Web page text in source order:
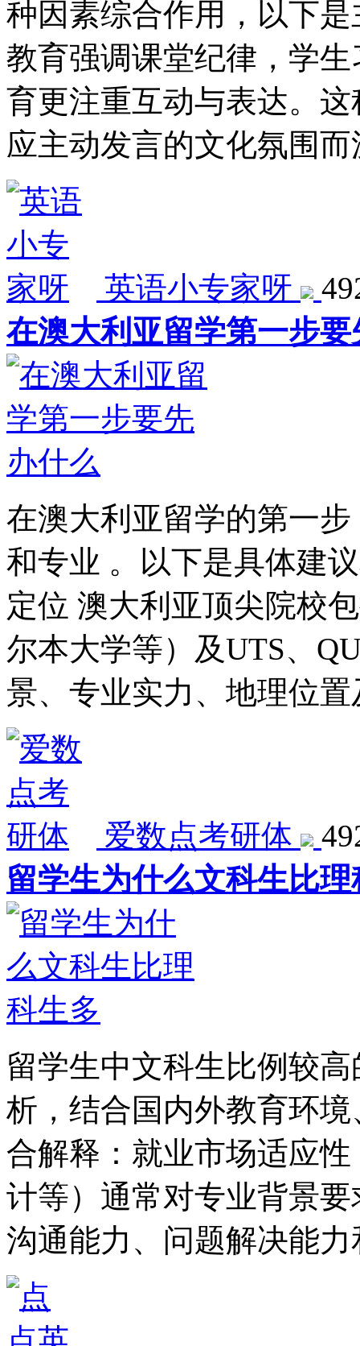
种因素综合作用，以下
教育强调课堂纪律，学
育更注重互动与表达。
应主动发言的文化氛围
英语小专家呀
在澳大利亚留学第一步
在澳大利亚留学的第一
和专业 。以下是具体建
定位 澳大利亚顶尖院校
尔本大学等）及UTS、
景、专业实力、地理位
爱数点考研体
留学生为什么文科生比
留学生中文科生比例较
析，结合国内外教育环
合解释：就业市场适应
计等）通常对专业背景
沟通能力、问题解决能